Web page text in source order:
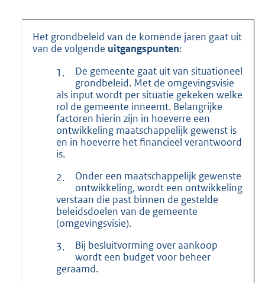
Het grondbeleid van de komende jaren gaat uit
van de volgende uitgangspunten:
1.
De gemeente gaat uit van situationeel
grondbeleid. Met de omgevingsvisie
als input wordt per situatie gekeken welke
rol de gemeente inneemt. Belangrijke
factoren hierin zijn in hoeverre een
ontwikkeling maatschappelijk gewenst is
en in hoeverre het financieel verantwoord
is.
2.
Onder een maatschappelijk gewenste
ontwikkeling, wordt een ontwikkeling
verstaan die past binnen de gestelde
beleidsdoelen van de gemeente
(omgevingsvisie).
3.
Bij besluitvorming over aankoop
wordt een budget voor beheer
geraamd.